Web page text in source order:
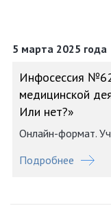
5 марта 2025 года
Инфосессия
медицинской
Или нет?»
Онлайн-формат.
Подробнее